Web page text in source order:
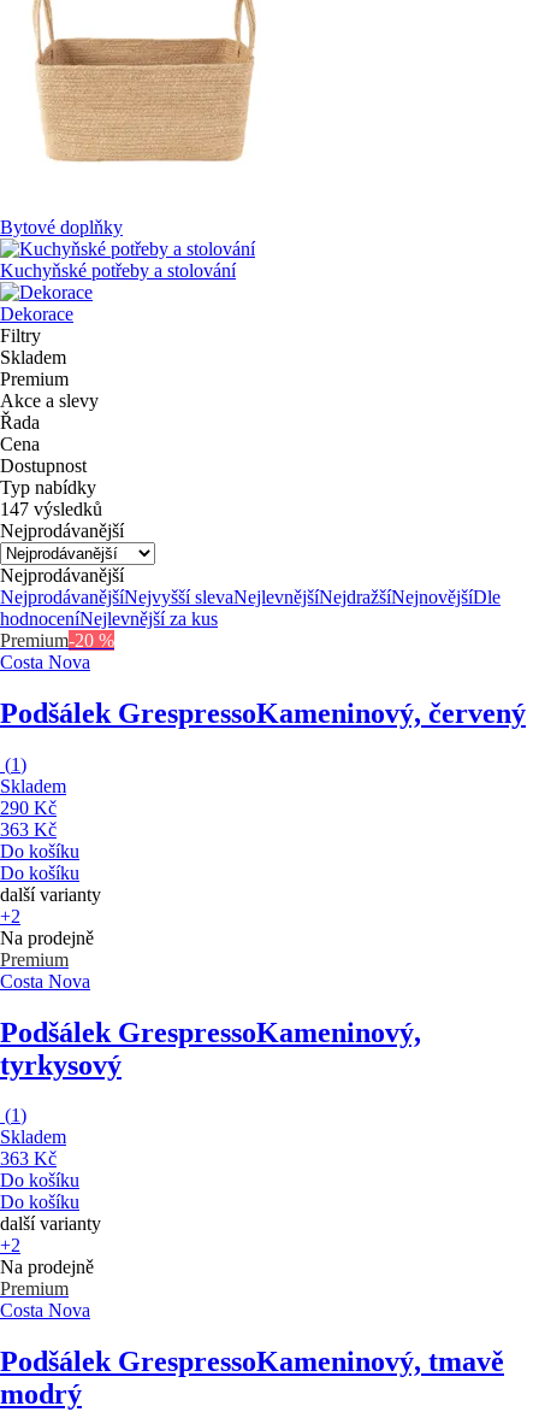
Bytové doplňky
Kuchyňské potřeby a stolování
Dekorace
Filtry
Skladem
Premium
Akce a slevy
Řada
Cena
Dostupnost
Typ nabídky
147 výsledků
Nejprodávanější
Nejprodávanější
NejprodávanějšíNejvyšší slevaNejlevnějšíNejdražšíNejnovějšíDle
hodnoceníNejlevnější za kus
Premium-20 %
Costa Nova
Podšálek GrespressoKameninový, červený
(1)
Skladem
290 Kč
363 Kč
Do košíku
Do košíku
další varianty
+2
Na prodejně
Premium
Costa Nova
Podšálek GrespressoKameninový,
tyrkysový
(1)
Skladem
363 Kč
Do košíku
Do košíku
další varianty
+2
Na prodejně
Premium
Costa Nova
Podšálek GrespressoKameninový, tmavě
modrý